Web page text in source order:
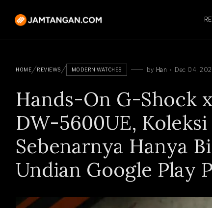
HOME REVIEWS MODERN WATCHES by Han Dec 04,
Hands-On G-Shock
DW-5600UE,
Sebenarnya Hanya
Undian Google Play